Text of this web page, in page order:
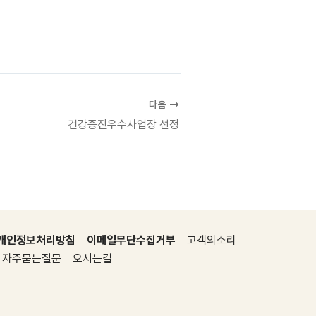
다음
건강증진우수사업장 선정
인정보처리방침 이메일무단수집거부
고객의소리
자주묻는질문
오시는길